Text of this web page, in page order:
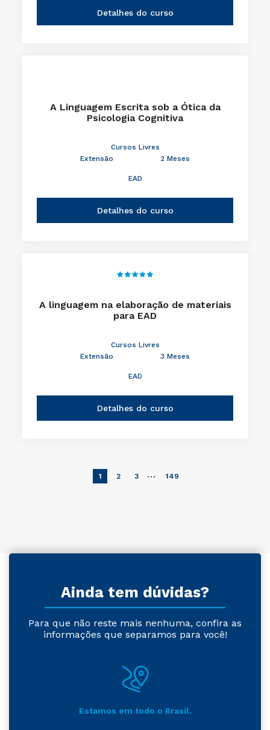
Detalhes do curso
A Linguagem Escrita sob a Ótica da
Psicologia Cognitiva
Cursos Livres
Extensão
2 Meses
EAD
Detalhes do curso
A linguagem na elaboração de materiais
para EAD
Cursos Livres
Extensão
3 Meses
EAD
Detalhes do curso
1 2 3 … 149
Ainda tem dúvidas?
Para que não reste mais nenhuma, confira as
informações que separamos para você!
Estamos em todo o Brasil.